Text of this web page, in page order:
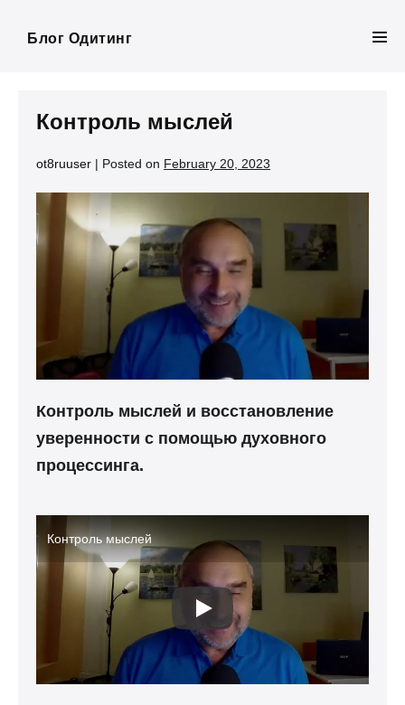
Блог Одитинг
Контроль мыслей
ot8ruuser | Posted on February 20, 2023
Контроль мыслей и восстановление
уверенности с помощью духовного
процессинга.
Контроль мыслей